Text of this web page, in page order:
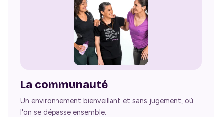
La communauté
Un environnement bienveillant et sans jugement, où
l'on se dépasse ensemble.